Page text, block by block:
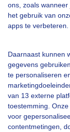
ons, zoals
het gebruik van
apps te verbeteren.
Daarnaast kunnen
gegevens
te personaliseren
van 13 externe
toestemming.
voor
contentmetingen,
Bekijk slideshow